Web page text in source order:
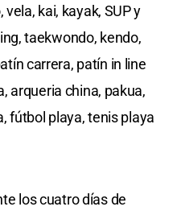
kai, kayak, SUP y
taekwondo, kendo,
carrera, patín in line
arqueria china, pakua,
fútbol playa, tenis playa
los cuatro días de